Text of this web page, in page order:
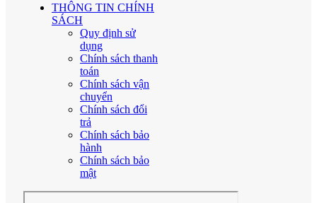
THÔNG TIN CHÍNH
SÁCH
Quy định sử
dụng
Chính sách thanh
toán
Chính sách vận
chuyển
Chính sách đổi
trả
Chính sách bảo
hành
Chính sách bảo
mật